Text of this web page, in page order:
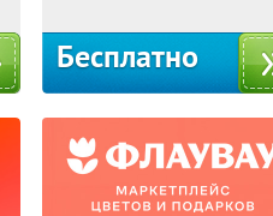
Бесплатно